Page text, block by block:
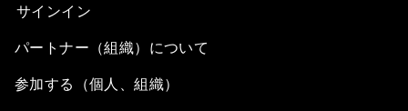
サインイン
パートナー（組織）について
参加する（個人、組織）